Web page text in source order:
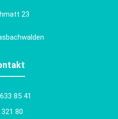
23
85 41
80